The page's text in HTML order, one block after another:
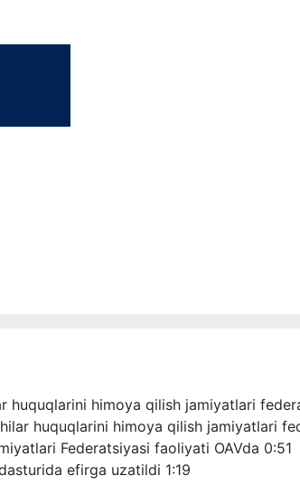
huquqlarini himoya qilish jamiyatlari
huquqlarini himoya qilish jamiyatlari
Federatsiyasi faoliyati OAVda 0:51
efirga uzatildi 1:19